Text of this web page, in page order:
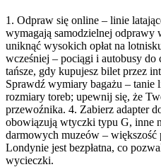
1. Odpraw się online – linie
wymagają samodzielnej odprawy
uniknąć wysokich opłat na
wcześniej – pociągi i autobusy do
tańsze, gdy kupujesz bilet przez
Sprawdź wymiary bagażu – tanie
rozmiary toreb; upewnij się, że
przewoźnika. 4. Zabierz adapter
obowiązują wtyczki typu G, inne
darmowych muzeów –
Londynie jest bezpłatna, co
wycieczki.